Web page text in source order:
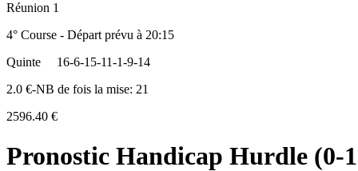
Réunion 1
4° Course - Départ prévu à 20:15
Quinte
16-6-15-11-1-9-14
2.0 €-NB de fois la mise: 21
2596.40 €
Pronostic Handicap Hurdle (0-